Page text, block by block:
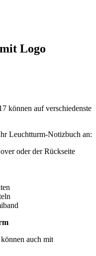
Logo
können auf verschiedenste
Leuchtturm-Notizbuch an:
oder der Rückseite
auch mit